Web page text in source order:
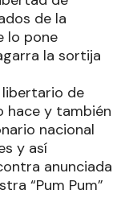
de la
lo pone
la sortija
libertario de
hace y también
nacional
y así
anunciada
“Pum Pum”